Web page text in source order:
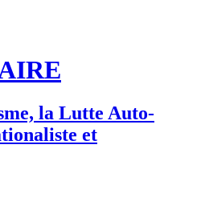
la Lutte Auto-
et